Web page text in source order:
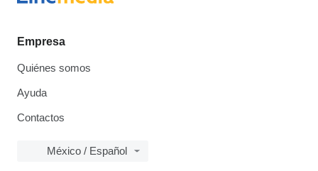
Empresa
Quiénes somos
Ayuda
Contactos
México / Español